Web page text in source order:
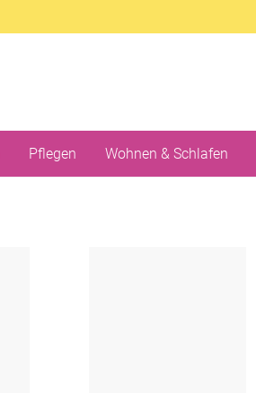
Pflegen Wohnen & Schlafen